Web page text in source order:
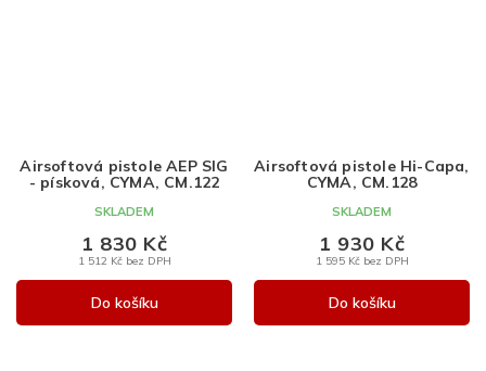
Airsoftová pistole AEP SIG
- písková, CYMA, CM.122
SKLADEM
1 512 Kč bez DPH
1 830 Kč
Do košíku
Airsoftová pistole Hi-Capa,
CYMA, CM.128
SKLADEM
1 595 Kč bez DPH
1 930 Kč
Do košíku